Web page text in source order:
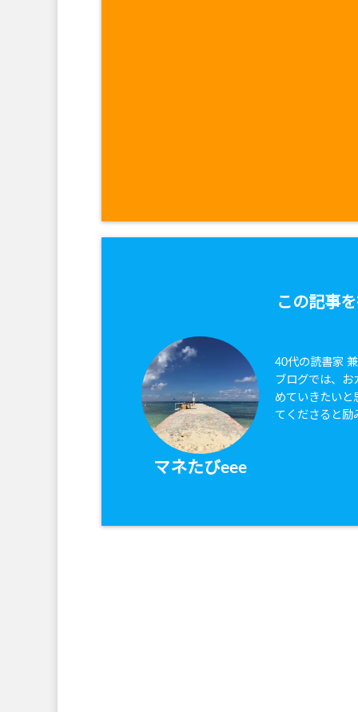
この記事
マネたびeee
40代の読書家
ブログでは、お
めていきたいと
てくださると励